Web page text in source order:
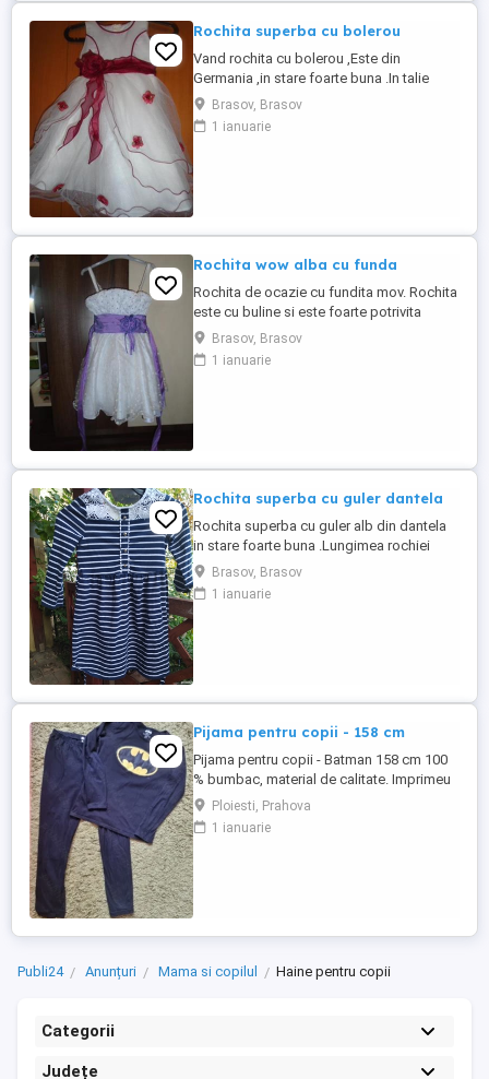
Rochita superba cu bolerou
Vand rochita cu bolerou ,Este din
Germania ,in stare foarte buna .In talie
rochita are o funda asa cum este in poza
.Este potrivita pentru o nunta ,botez.
Rochita este pentru 3-5 ani
Brasov, Brasov
1 ianuarie
Rochita wow alba cu funda
Rochita de ocazie cu fundita mov. Rochita
este cu buline si este foarte potrivita
pentru o nunta , botez .Este in stare foarte
buna , A fost purtata o singura data, Am o
rochita pentru 4-5 ani si una marime
Brasov, Brasov
1 ianuarie
Rochita superba cu guler dantela
Rochita superba cu guler alb din dantela
in stare foarte buna .Lungimea rochiei
este de 62 cm
Brasov, Brasov
1 ianuarie
Pijama pentru copii - 158 cm
Pijama pentru copii - Batman 158 cm 100
% bumbac, material de calitate. Imprimeu
cu Batman pe bluza Pantaloni lungi cu
talie elastica Nu este noua, dar arata
foarte bine.
Ploiesti, Prahova
1 ianuarie
Publi24 Anunțuri Mama si copilul Haine pentru copii
Categorii
Județe